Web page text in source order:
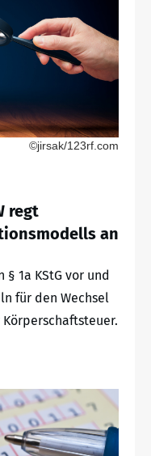
©jirsak/123rf.com
regt
an
§ 1a KStG vor und
für den Wechsel